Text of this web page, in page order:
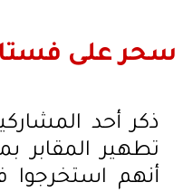
سحر على
ذكر أحد
تطهير المقابر
أنهم